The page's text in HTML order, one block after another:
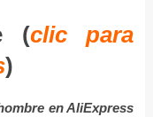
(clic para
)
en AliExpress